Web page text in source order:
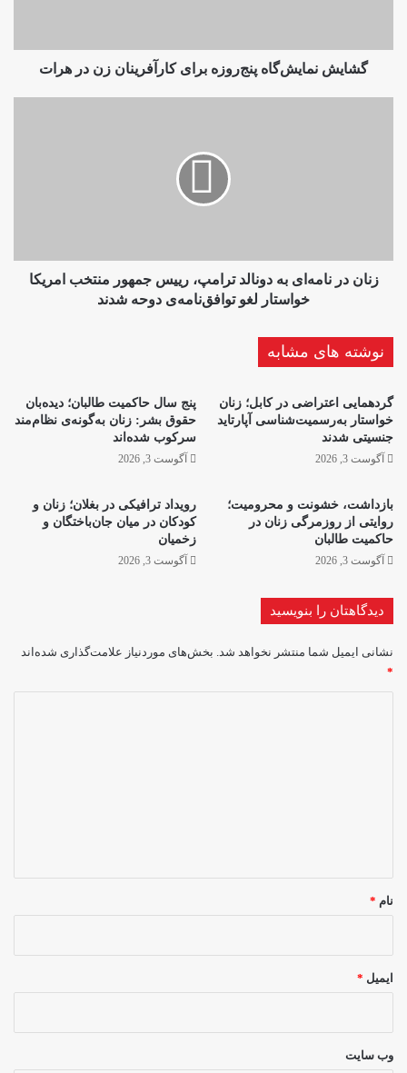
گشایش نمایش‌گاه پنج‌روزه برای کارآفرینان زن در هرات
منتخب
امریکا
توافق‌نامه‌ی
دوحه
زنان در نامه‌ای به دونالد ترامپ، رییس جمهور منتخب امریکا
خواستار لغو توافق‌نامه‌ی دوحه شدند
نوشته های مشابه
گردهمایی اعتراضی در کابل؛ زنان
خواستار به‌رسمیت‌شناسی آپارتاید
جنسیتی شدند
آگوست 3, 2026
پنج سال حاکمیت طالبان؛ دیده‌بان
حقوق بشر: زنان به‌گونه‌ی نظام‌مند
سرکوب شده‌اند
آگوست 3, 2026
بازداشت، خشونت و محرومیت؛
روایتی از روزمرگی زنان در
حاکمیت طالبان
آگوست 3, 2026
رویداد ترافیکی در بغلان؛ زنان و
کودکان در میان جان‌باختگان و
زخمیان
آگوست 3, 2026
دیدگاهتان را بنویسید
نشانی ایمیل شما منتشر نخواهد شد. بخش‌های موردنیاز علامت‌گذاری شده‌اند
*
نام *
ایمیل *
وب‌ سایت